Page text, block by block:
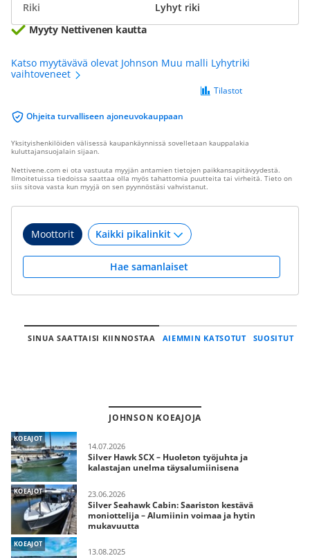
Riki
Lyhyt riki
Myyty Nettivenen kautta
Katso myytävävä olevat Johnson Muu malli Lyhytriki
vaihtoveneet
Ohjeita turvalliseen ajoneuvokauppaan
Tilastot
Yksityishenkilöiden välisessä kaupankäynnissä sovelletaan kauppalakia
kuluttajansuojalain sijaan.
Nettivene.com ei ota vastuuta myyjän antamien tietojen paikkansapitävyydestä.
Ilmoitetuissa tiedoissa saattaa olla myös tahattomia puutteita tai virheitä. Tieto on
siis sitova vasta kun myyjä on sen pyynnöstäsi vahvistanut.
Moottorit
Hae samanlaiset
SINUA SAATTAISI KIINNOSTAA AIEMMIN KATSOTUT SUOSITUT
JOHNSON KOEAJOJA
KOEAJOT
14.07.2026
Silver Hawk SCX – Huoleton työjuhta ja
kalastajan unelma täysalumiinisena
KOEAJOT 23.06.2026
Silver Seahawk Cabin: Saariston kestävä
moniottelija – Alumiinin voimaa ja hytin
mukavuutta
KOEAJOT
13.08.2025